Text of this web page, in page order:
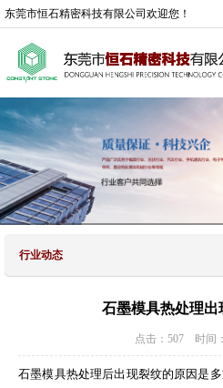
东莞市恒石精密科技有限公司欢迎您！
行业动态
石墨模具热处理出
点击：507 时间
石墨模具热处理后出现裂纹的原因是